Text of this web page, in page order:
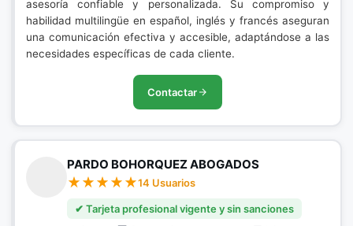
asesoría confiable y personalizada. Su compromiso y
habilidad multilingüe en español, inglés y francés aseguran
una comunicación efectiva y accesible, adaptándose a las
necesidades específicas de cada cliente.
Contactar
PARDO BOHORQUEZ ABOGADOS
14 Usuarios
✔ Tarjeta profesional vigente y sin sanciones